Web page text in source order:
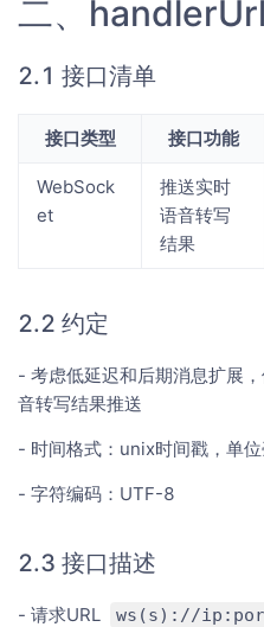
二、
2.1 接口清单
接口类型 接口功能
WebSock
et
推送实时
语音转写
结果
2.2 约定
- 考虑低延迟和后期消息扩展
音转写结果推送
- 时间格式：unix时间戳，单
- 字符编码：UTF-8
2.3 接口描述
- 请求URL
ws(s)://